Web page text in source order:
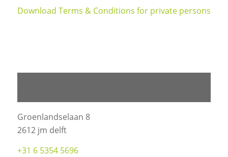
Download Terms & Conditions for private persons
Groenlandselaan 8
2612 jm delft
+31 6 5354 5696